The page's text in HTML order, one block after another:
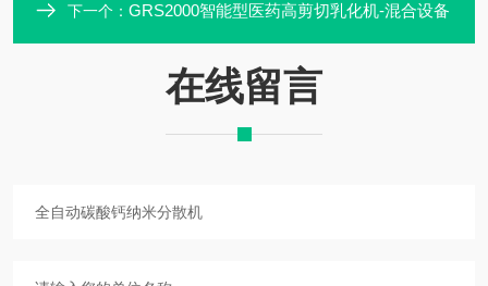
下一个： GRS2000智能型医药高剪切乳化机-混合设备
在线留言